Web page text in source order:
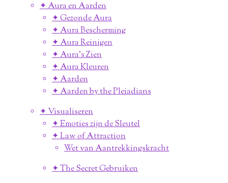
✦ Aura en Aarden
✦ Gezonde Aura
✦ Aura Bescherming
✦ Aura Reinigen
✦ Aura's Zien
✦ Aura Kleuren
✦ Aarden
✦ Aarden by the Pleiadians
✦ Visualiseren
✦ Emoties zijn de Sleutel
✦ Law of Attraction
Wet van Aantrekkingskracht
✦ The Secret Gebruiken